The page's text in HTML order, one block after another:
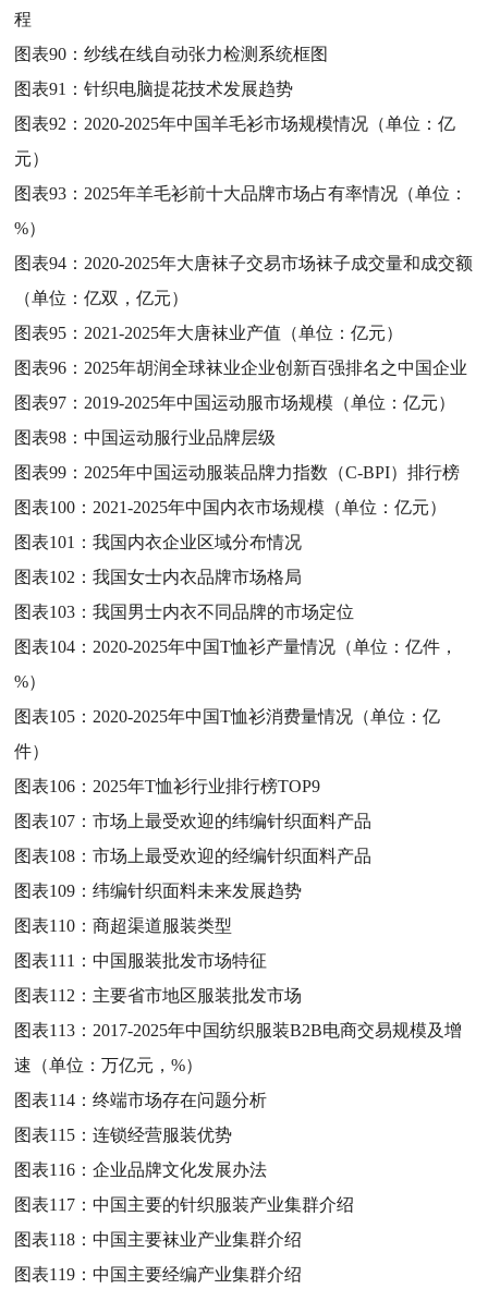
程
图表90：纱线在线自动张力检测系统框图
图表91：针织电脑提花技术发展趋势
图表92： 2020-2025年中国羊毛衫市场规模情况（单位：亿
元）
图表93： 2025年羊毛衫前十大品牌市场占有率情况（单位：
%）
图表94： 2020-2025年大唐袜子交易市场袜子成交量和成交额
（单位：亿双，亿元）
图表95： 2021-2025年大唐袜业产值（单位：亿元）
图表96： 2025年胡润全球袜业企业创新百强排名之中国企业
图表97： 2019-2025年中国运动服市场规模（单位：亿元）
图表98：中国运动服行业品牌层级
图表99： 2025年中国运动服装品牌力指数（C-BPI）排行榜
图表100： 2021-2025年中国内衣市场规模（单位：亿元）
图表101：我国内衣企业区域分布情况
图表102：我国女士内衣品牌市场格局
图表103：我国男士内衣不同品牌的市场定位
图表104： 2020-2025年中国T恤衫产量情况（单位：亿件，
%）
图表105： 2020-2025年中国T恤衫消费量情况（单位：亿
件）
图表106： 2025年T恤衫行业排行榜TOP9
图表107：市场上最受欢迎的纬编针织面料产品
图表108：市场上最受欢迎的经编针织面料产品
图表109：纬编针织面料未来发展趋势
图表110：商超渠道服装类型
图表111：中国服装批发市场特征
图表112： 主要省市地区服装批发市场
图表113： 2017-2025年中国纺织服装B2B电商交易规模及增
速（单位：万亿元，%）
图表114：终端市场存在问题分析
图表115：连锁经营服装优势
图表116：企业品牌文化发展办法
图表117：中国主要的针织服装产业集群介绍
图表118：中国主要袜业产业集群介绍
图表119：中国主要经编产业集群介绍